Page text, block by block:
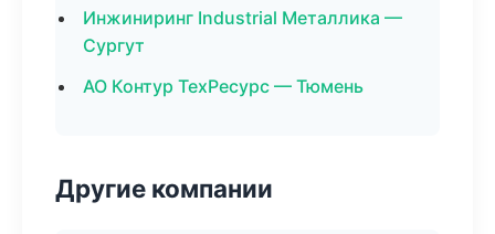
Инжиниринг Industrial Металлика —
Сургут
АО Контур ТехРесурс — Тюмень
Другие компании